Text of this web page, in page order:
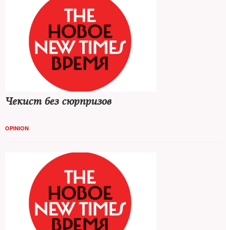
Чекист без сюрпризов
OPINION